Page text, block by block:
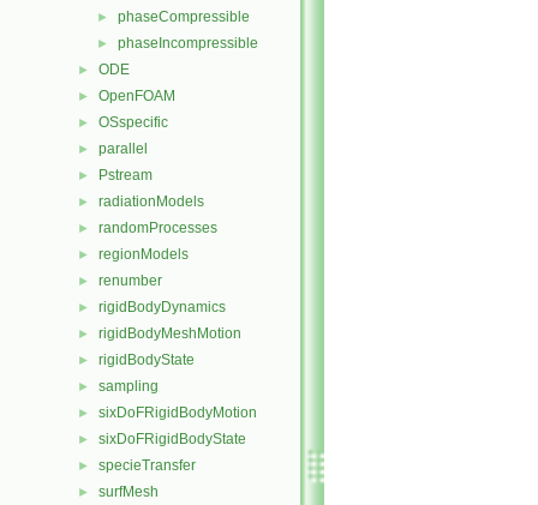
► phaseCompressible
► phaseIncompressible
► ODE
► OpenFOAM
► OSspecific
► parallel
► Pstream
► radiationModels
► randomProcesses
► regionModels
► renumber
► rigidBodyDynamics
► rigidBodyMeshMotion
► rigidBodyState
► sampling
► sixDoFRigidBodyMotion
► sixDoFRigidBodyState
► specieTransfer
► surfMesh